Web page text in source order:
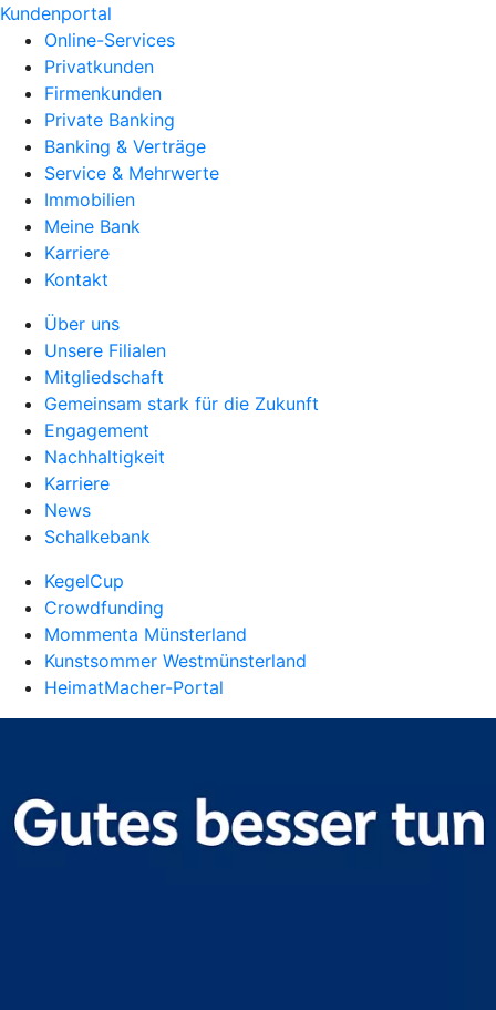
Kundenportal
Online-Services
Privatkunden
Firmenkunden
Private Banking
Banking & Verträge
Service & Mehrwerte
Immobilien
Meine Bank
Karriere
Kontakt
Über uns
Unsere Filialen
Mitgliedschaft
Gemeinsam stark für die Zukunft
Engagement
Nachhaltigkeit
Karriere
News
Schalkebank
KegelCup
Crowdfunding
Mommenta Münsterland
Kunstsommer Westmünsterland
HeimatMacher-Portal